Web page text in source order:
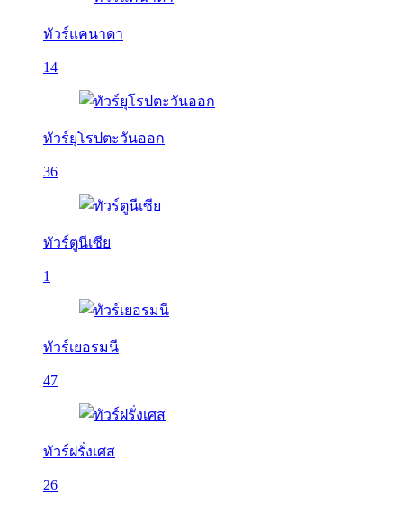
ทัวร์แคนาดา
14
ทัวร์ยุโรปตะวันออก
36
ทัวร์ตูนีเซีย
1
ทัวร์เยอรมนี
47
ทัวร์ฝรั่งเศส
26